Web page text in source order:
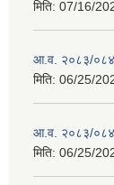
मिति: 07/16/
आ.व. २०८३/०८४
मिति: 06/25/
आ.व. २०८३/०८४
मिति: 06/25/